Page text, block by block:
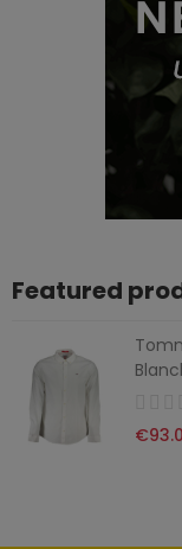
Featured